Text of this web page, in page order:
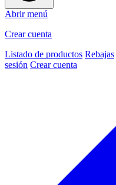
Abrir menú
Crear cuenta
Listado de productos Rebajas
sesión Crear cuenta